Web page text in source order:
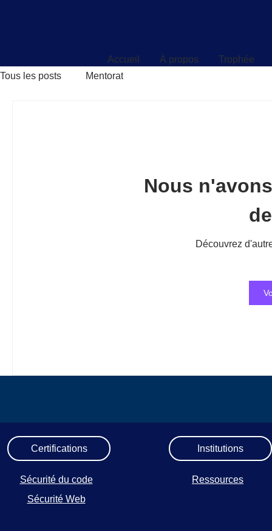
Accueil À propos
Trophée
Tous les posts
Mentorat
Nous
Découvrez
Certifications
Sécurité du code
Sécurité Web
Institutions
Ressources